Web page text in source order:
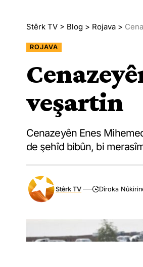
Stêrk TV > Blog > Rojava >
ROJAVA
veşartin
Cenazeyên Enes
de şehîd bibûn, bi
Stêrk TV Dîroka